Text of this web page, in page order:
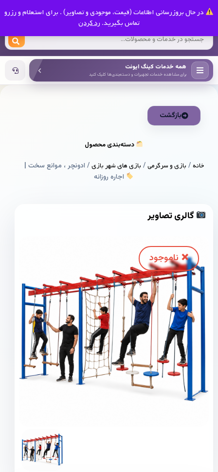
در حال بروزرسانی اطلاعات (قیمت، موجودی و تصاویر) . برای استعلام و رزرو
تماس بگیرید. رد کردن
کینگ ایونت
همه خدمات کینگ ایونت
برای مشاهده خدمات، تجهیزات و دسته‌بندی‌ها کلیک کنید
بازگشت
دسته‌بندی محصول
خانه/ بازی و سرگرمی/ بازی های شهر بازی/ ادونچر ، موانع سخت |
اجاره روزانه
گالری تصاویر